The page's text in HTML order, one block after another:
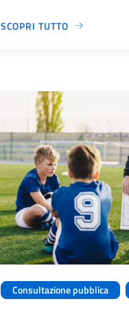
SCOPRI TUTTO
Consultazione pubblica